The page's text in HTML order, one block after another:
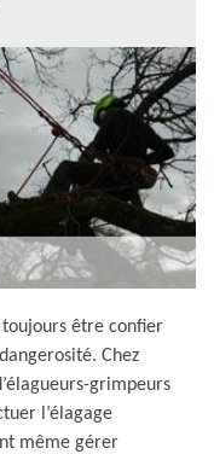
toujours être confier
Chez
grimpeurs
l’élagage
même gérer